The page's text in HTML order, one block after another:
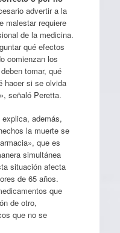
advertir a la
malestar requiere
de la medicina.
qué efectos
comienzan los
tomar, qué
hacer si se olvida
señaló Peretta.
además,
la muerte se
que es
simultánea
situación afecta
de 65 años.
que
de otro,
que no se